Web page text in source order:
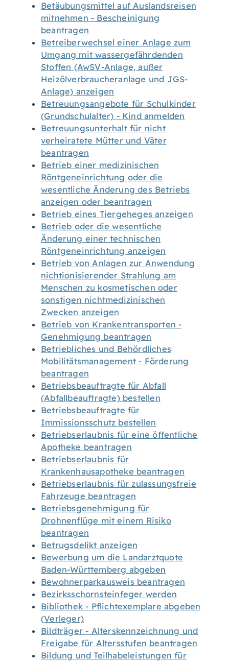
Betäubungsmittel auf Auslandsreisen
mitnehmen - Bescheinigung
beantragen
Betreiberwechsel einer Anlage zum
Umgang mit wassergefährdenden
Stoffen (AwSV-Anlage, außer
Heizölverbraucheranlage und JGS-
Anlage) anzeigen
Betreuungsangebote für Schulkinder
(Grundschulalter) - Kind anmelden
Betreuungsunterhalt für nicht
verheiratete Mütter und Väter
beantragen
Betrieb einer medizinischen
Röntgeneinrichtung oder die
wesentliche Änderung des Betriebs
anzeigen oder beantragen
Betrieb eines Tiergeheges anzeigen
Betrieb oder die wesentliche
Änderung einer technischen
Röntgeneinrichtung anzeigen
Betrieb von Anlagen zur Anwendung
nichtionisierender Strahlung am
Menschen zu kosmetischen oder
sonstigen nichtmedizinischen
Zwecken anzeigen
Betrieb von Krankentransporten -
Genehmigung beantragen
Betriebliches und Behördliches
Mobilitätsmanagement - Förderung
beantragen
Betriebsbeauftragte für Abfall
(Abfallbeauftragte) bestellen
Betriebsbeauftragte für
Immissionsschutz bestellen
Betriebserlaubnis für eine öffentliche
Apotheke beantragen
Betriebserlaubnis für
Krankenhausapotheke beantragen
Betriebserlaubnis für zulassungsfreie
Fahrzeuge beantragen
Betriebsgenehmigung für
Drohnenflüge mit einem Risiko
beantragen
Betrugsdelikt anzeigen
Bewerbung um die Landarztquote
Baden-Württemberg abgeben
Bewohnerparkausweis beantragen
Bezirksschornsteinfeger werden
Bibliothek - Pflichtexemplare abgeben
(Verleger)
Bildträger - Alterskennzeichnung und
Freigabe für Altersstufen beantragen
Bildung und Teilhabeleistungen für